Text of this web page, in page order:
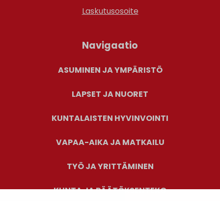
Laskutusosoite
Navigaatio
ASUMINEN JA YMPÄRISTÖ
LAPSET JA NUORET
KUNTALAISTEN HYVINVOINTI
VAPAA-AIKA JA MATKAILU
TYÖ JA YRITTÄMINEN
KUNTA JA PÄÄTÖKSENTEKO